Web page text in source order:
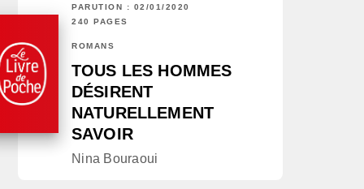
PARUTION : 02/01/2020
240 PAGES
ROMANS
TOUS LES HOMMES
DÉSIRENT
NATURELLEMENT
SAVOIR
Nina Bouraoui